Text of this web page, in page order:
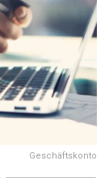
Geschäftskonto